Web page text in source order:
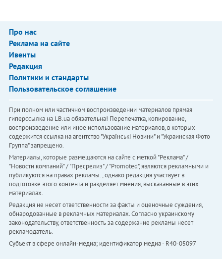
Про нас
Реклама на сайте
Ивенты
Редакция
Политики и стандарты
Пользовательское соглашение
При полном или частичном воспроизведении материалов прямая
гиперссылка на LB.ua обязательна! Перепечатка, копирование,
воспроизведение или иное использование материалов, в которых
содержится ссылка на агентство "Українськi Новини" и "Украинская Фото
Группа" запрещено.
Материалы, которые размещаются на сайте с меткой "Реклама" /
"Новости компаний" / "Пресрелиз" / "Promoted", являются рекламными и
публикуются на правах рекламы. , однако редакция участвует в
подготовке этого контента и разделяет мнения, высказанные в этих
материалах.
Редакция не несет ответственности за факты и оценочные суждения,
обнародованные в рекламных материалах. Согласно украинскому
законодательству, ответственность за содержание рекламы несет
рекламодатель.
Субъект в сфере онлайн-медиа; идентификатор медиа - R40-05097